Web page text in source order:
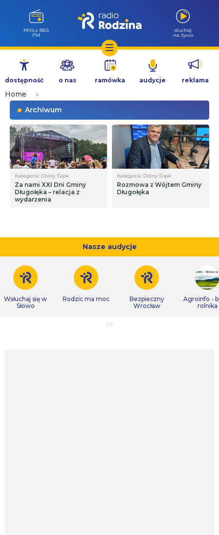
Przejdź
treści
Milicz 88.5
FM
słuchaj
na żywo
dostępność o nas ramówka audycje reklama
Home
»
Archiwum
Kategoria: Dolny Śląsk
Za nami XXI Dni Gminy
Długołęka – relacja z
wydarzenia
Kategoria: Dolny Śląsk
Rozmowa z Wójtem Gminy
Długołęka
Nasze audycje
Wsłuchaj się w
Słowo
Rodzic ma moc
Bezpieczny
Wrocław
Agroinfo -
rolnika